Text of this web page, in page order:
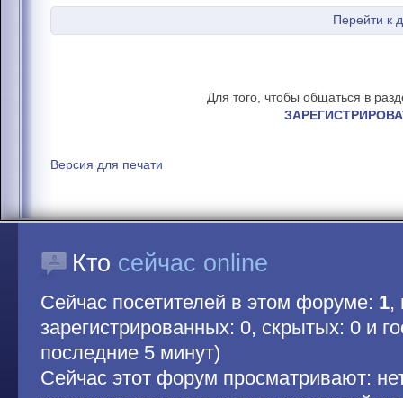
Перейти к
Для того, чтобы общаться в
Версия для печати
Кто сейчас online
Сейчас посетителей в этом форуме: 1,
зарегистрированных: 0, скрытых: 0 и
последние 5 минут)
Сейчас этот форум просматривают: